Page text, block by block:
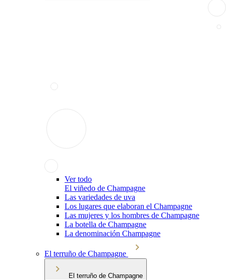
Ver todo
El viñedo de Champagne
Las variedades de uva
Los lugares que elaboran el Champagne
Las mujeres y los hombres de Champagne
La botella de Champagne
La denominación Champagne
El terruño de Champagne
El terruño de Champagne